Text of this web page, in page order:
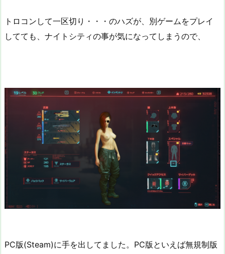
トロコンして一区切り・・・のハズが、別ゲームをプレイ
してても、ナイトシティの事が気になってしまうので、
PC版(Steam)に手を出してました。PC版といえば無規制版